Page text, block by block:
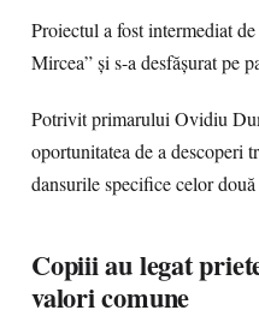
Proiectul a fost intermediat
Mircea” și s-a desfășurat pe
Potrivit primarului Ovidiu
oportunitatea de a descoperi
dansurile specifice celor
Copiii au legat
valori comune